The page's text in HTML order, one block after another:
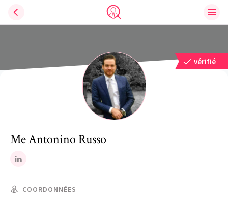
Trouve un avocat
MeAntonino Russo
vérifié
LinkedIn
COORDONNÉES